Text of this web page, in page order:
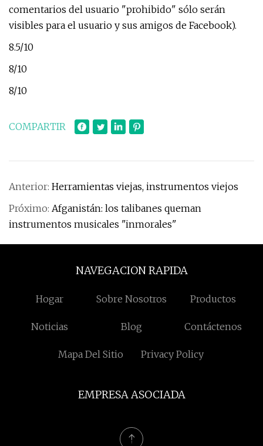
comentarios del usuario "prohibido" sólo serán
visibles para el usuario y sus amigos de Facebook).
8.5/10
8/10
8/10
COMPARTIR
Anterior: Herramientas viejas, instrumentos viejos
Próximo: Afganistán: los talibanes queman
instrumentos musicales "inmorales"
NAVEGACION RAPIDA
Hogar Sobre Nosotros Productos
Noticias Blog Contáctenos
Mapa Del Sitio Privacy Policy
EMPRESA ASOCIADA